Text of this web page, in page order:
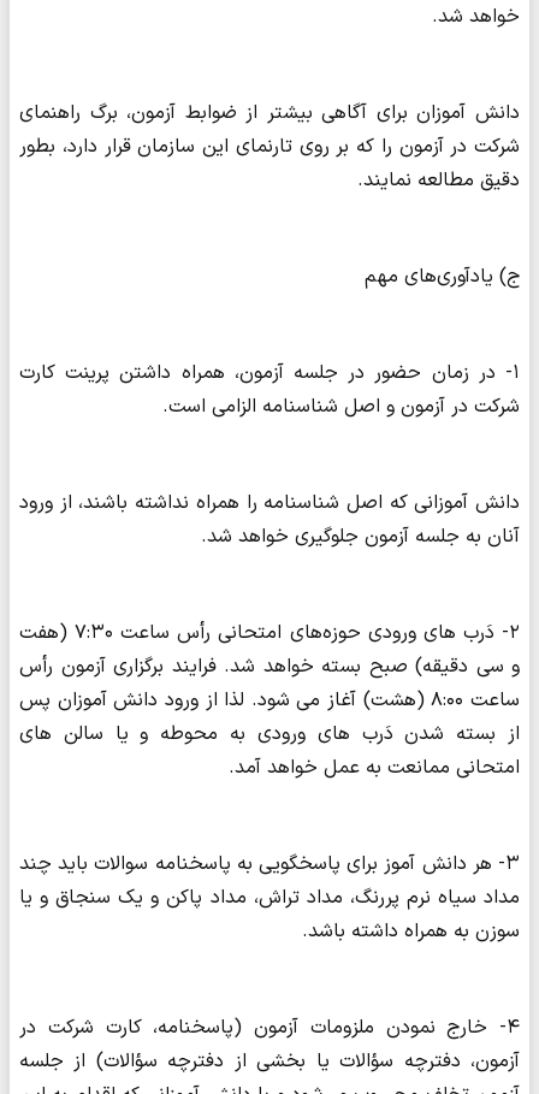
خواهد شد.
دانش آموزان برای آگاهی بیشتر از ضوابط آزمون، برگ راهنمای
شرکت در آزمون را که بر روی تارنمای این سازمان قرار دارد، بطور
دقیق مطالعه نمایند.
ج) یادآوری‌های مهم‌
۱- در زمان حضور در جلسه آزمون، همراه داشتن پرینت کارت
شرکت در آزمون‌ و اصل شناسنامه الزامی است.
دانش آموزانی که اصل شناسنامه را همراه نداشته باشند، از ورود
آنان به جلسه آزمون جلوگیری خواهد شد.
۲- دَرب های ورودی حوزه‌های امتحانی رأس ساعت ۷:۳۰ (هفت
و سی دقیقه) صبح بسته خواهد شد. فرایند برگزاری آزمون رأس
ساعت ۸:۰۰ (هشت) آغاز می شود. لذا از ورود دانش آموزان پس
از بسته شدن دَرب های ورودی به محوطه و یا سالن های
امتحانی ممانعت به عمل خواهد آمد.
۳- هر دانش آموز برای پاسخگویی به پاسخنامه سوالات باید چند
مداد سیاه نرم پررنگ، مداد تراش، مداد پاکن و یک سنجاق و یا
سوزن به همراه داشته باشد.
۴- خارج نمودن ملزومات آزمون (پاسخنامه، کارت شرکت در
آزمون، دفترچه سؤالات یا بخشی از دفترچه سؤالات) از جلسه